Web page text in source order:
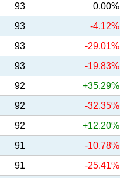
93 0.00%
93 -4.12%
93 -29.01%
93 -19.83%
92 +35.29%
92 -32.35%
92 +12.20%
91 -10.78%
91 -25.41%